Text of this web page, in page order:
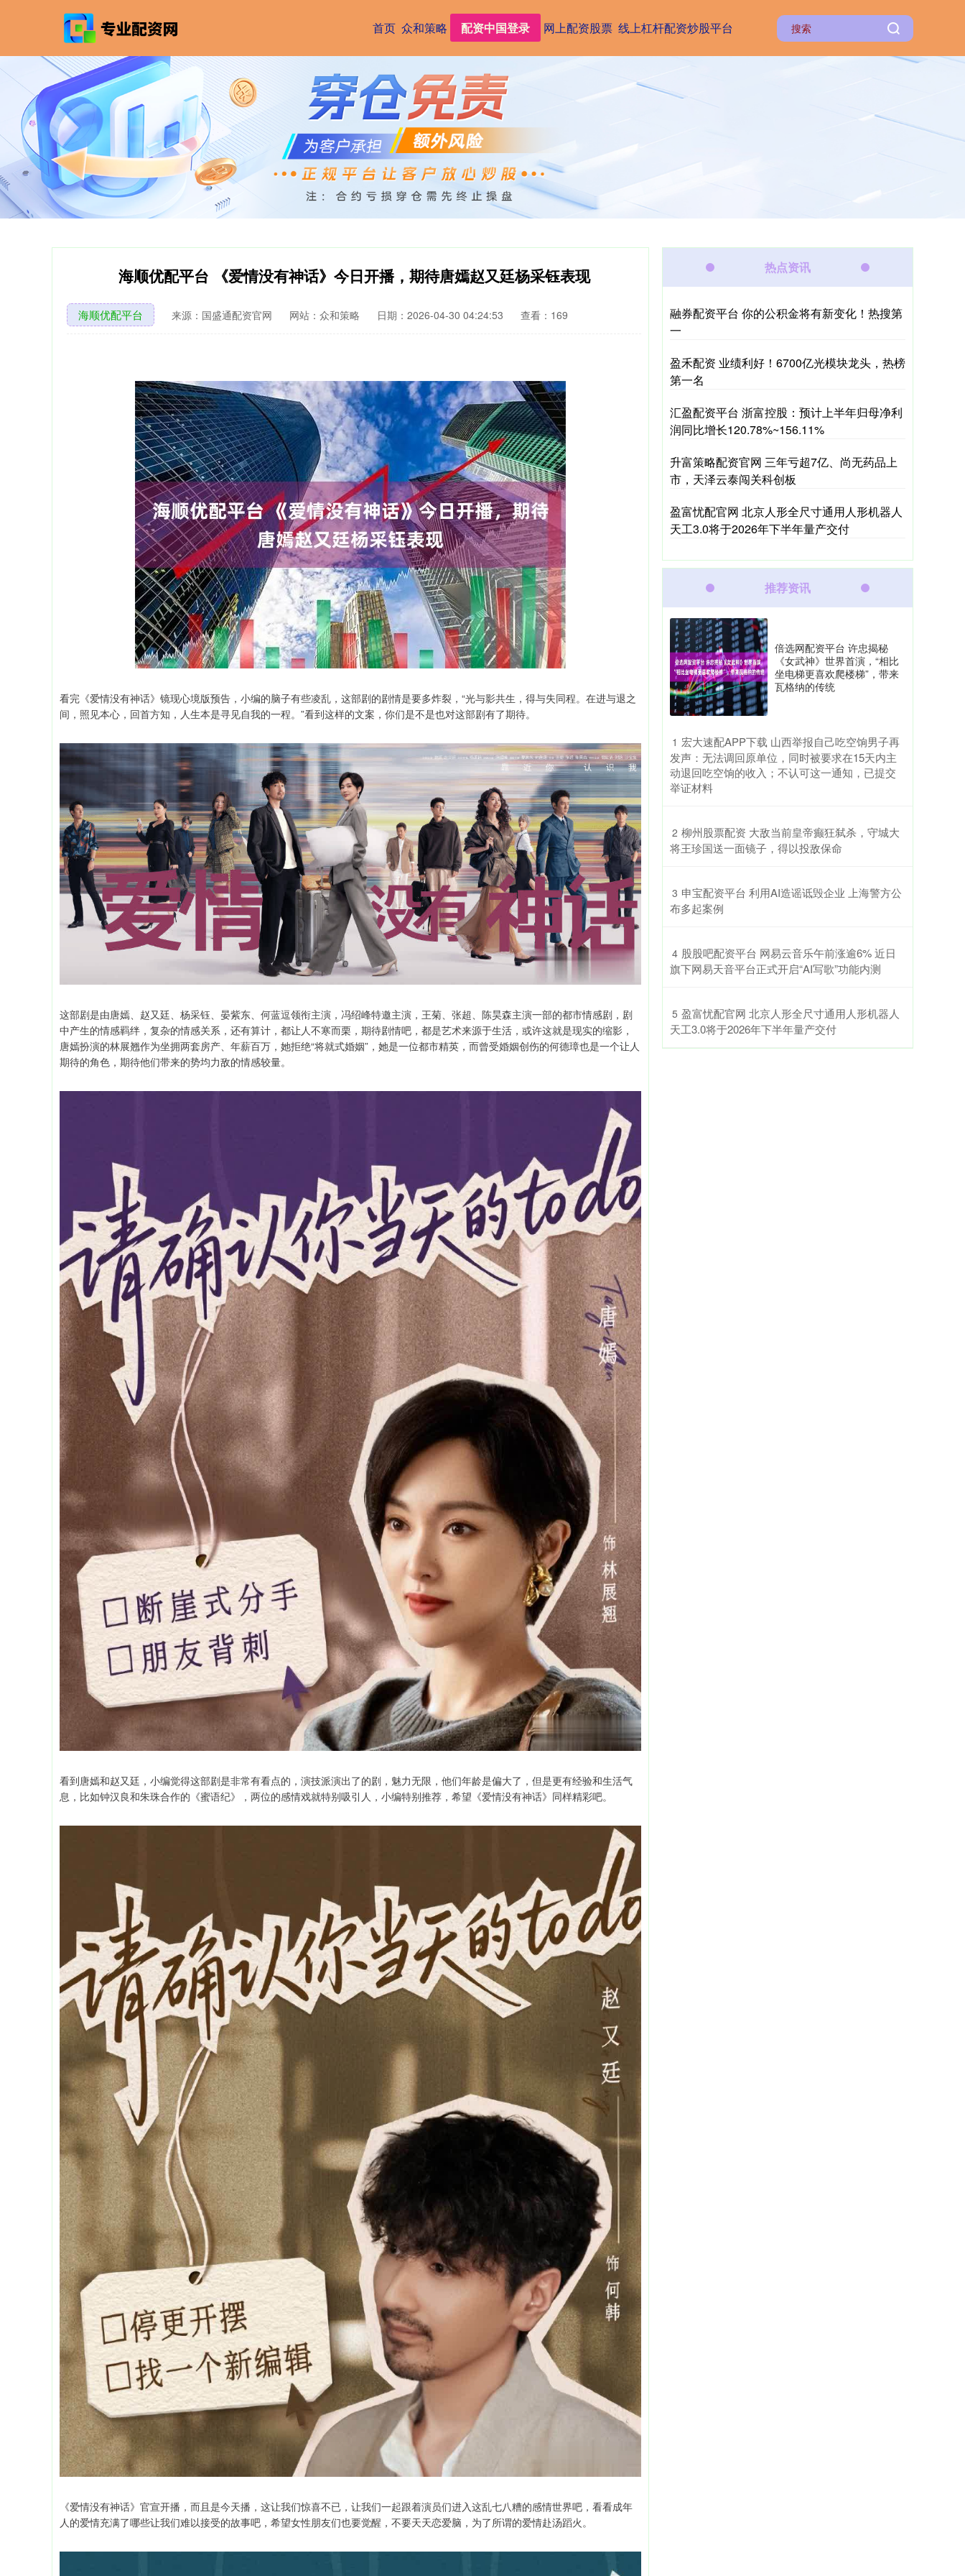
首页 众和策略 配资中国登录 网上配资股票 线上杠杆配资炒股平台
海顺优配平台 《爱情没有神话》今日开播，期待唐嫣赵又廷杨采钰表现
海顺优配平台 来源：国盛通配资官网 网站：众和策略 日期：2026-04-30 04:24:53 查看：169
看完《爱情没有神话》镜现心境版预告，小编的脑子有些凌乱，这部剧的剧情是要多炸裂，“光与影共生，得与失同程。在进与退之
间，照见本心，回首方知，人生本是寻见自我的一程。”看到这样的文案，你们是不是也对这部剧有了期待。
这部剧是由唐嫣、赵又廷、杨采钰、晏紫东、何蓝逗领衔主演，冯绍峰特邀主演，王菊、张超、陈昊森主演一部的都市情感剧，剧
中产生的情感羁绊，复杂的情感关系，还有算计，都让人不寒而栗，期待剧情吧，都是艺术来源于生活，或许这就是现实的缩影，
唐嫣扮演的林展翘作为坐拥两套房产、年薪百万，她拒绝“将就式婚姻”，她是一位都市精英，而曾受婚姻创伤的何德璋也是一个让人
期待的角色，期待他们带来的势均力敌的情感较量。
看到唐嫣和赵又廷，小编觉得这部剧是非常有看点的，演技派演出了的剧，魅力无限，他们年龄是偏大了，但是更有经验和生活气
息，比如钟汉良和朱珠合作的《蜜语纪》，两位的感情戏就特别吸引人，小编特别推荐，希望《爱情没有神话》同样精彩吧。
《爱情没有神话》官宣开播，而且是今天播，这让我们惊喜不已，让我们一起跟着演员们进入这乱七八糟的感情世界吧，看看成年
人的爱情充满了哪些让我们难以接受的故事吧，希望女性朋友们也要觉醒，不要天天恋爱脑，为了所谓的爱情赴汤蹈火。
热点资讯
融券配资平台 你的公积金将有新变化！热搜第
一
盈禾配资 业绩利好！6700亿光模块龙头，热榜
第一名
汇盈配资平台 浙富控股：预计上半年归母净利
润同比增长120.78%~156.11%
升富策略配资官网 三年亏超7亿、尚无药品上
市，天泽云泰闯关科创板
盈富忧配官网 北京人形全尺寸通用人形机器人
天工3.0将于2026年下半年量产交付
推荐资讯
倍选网配资平台 许忠揭秘
《女武神》世界首演，“相比
坐电梯更喜欢爬楼梯”，带来
瓦格纳的传统
1 ​宏大速配APP下载 山西举报自己吃空饷男子再
发声：无法调回原单位，同时被要求在15天内主
动退回吃空饷的收入；不认可这一通知，已提交
举证材料
2 ​柳州股票配资 大敌当前皇帝癫狂弑杀，守城大
将王珍国送一面镜子，得以投敌保命
3 ​申宝配资平台 利用AI造谣诋毁企业 上海警方公
布多起案例
4 ​股股吧配资平台 网易云音乐午前涨逾6% 近日
旗下网易天音平台正式开启“AI写歌”功能内测
5 ​盈富忧配官网 北京人形全尺寸通用人形机器人
天工3.0将于2026年下半年量产交付